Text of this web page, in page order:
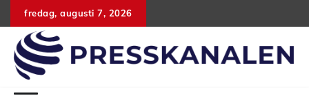
Hoppa
till
innehåll
fredag, augusti 7, 2026